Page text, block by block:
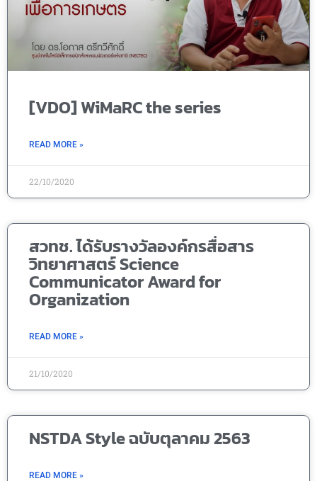
[VDO] WiMaRC the series
READ MORE »
22/10/2020
สวทช. ได้รับรางวัลองค์กรสื่อสาร
วิทยาศาสตร์ Science
Communicator Award for
Organization
READ MORE »
21/10/2020
NSTDA Style ฉบับตุลาคม 2563
READ MORE »